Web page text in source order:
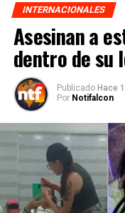
INTERNACIONALES
Asesinan a
dentro de su
Publicado Hace
Por Notifalcon